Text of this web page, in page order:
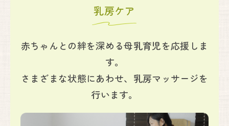
乳房ケア
赤ちゃんとの絆を深める母乳育児を応援しま
す。
さまざまな状態にあわせ、乳房マッサージを
行います。